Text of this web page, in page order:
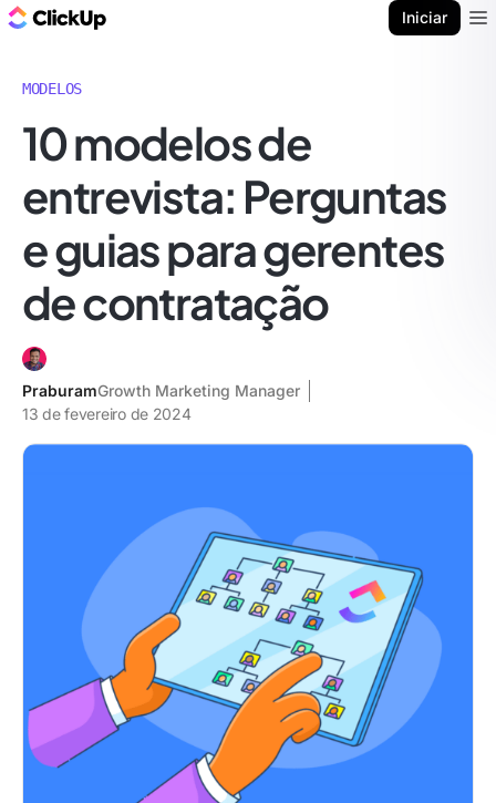
Iniciar
MODELOS
10 modelos de
entrevista: Perguntas
e guias para gerentes
de contratação
PraburamGrowth Marketing Manager
13 de fevereiro de 2024